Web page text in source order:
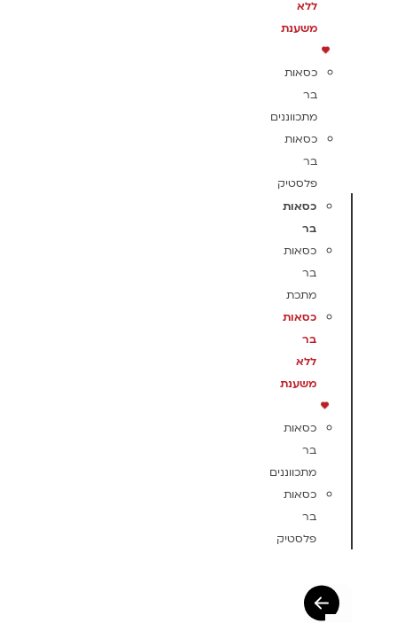
ללא
משענת
כסאות
בר
מתכווננים
כסאות
בר
פלסטיק
כסאות
בר
כסאות
בר
מתכת
כסאות
בר
ללא
משענת
כסאות
בר
מתכווננים
כסאות
בר
פלסטיק